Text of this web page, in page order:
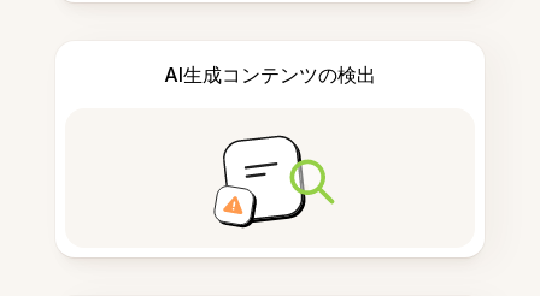
AI生成コンテンツの検出